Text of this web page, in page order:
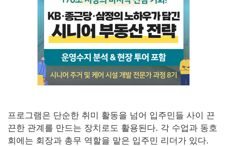
프로그램은 단순한 취미 활동을 넘어 입주민들 사이 끈
끈한 관계를 만드는 장치로도 활용된다. 각 수업과 동호
회에는 회장과 총무 역할을 맡은 입주민 리더가 있다.